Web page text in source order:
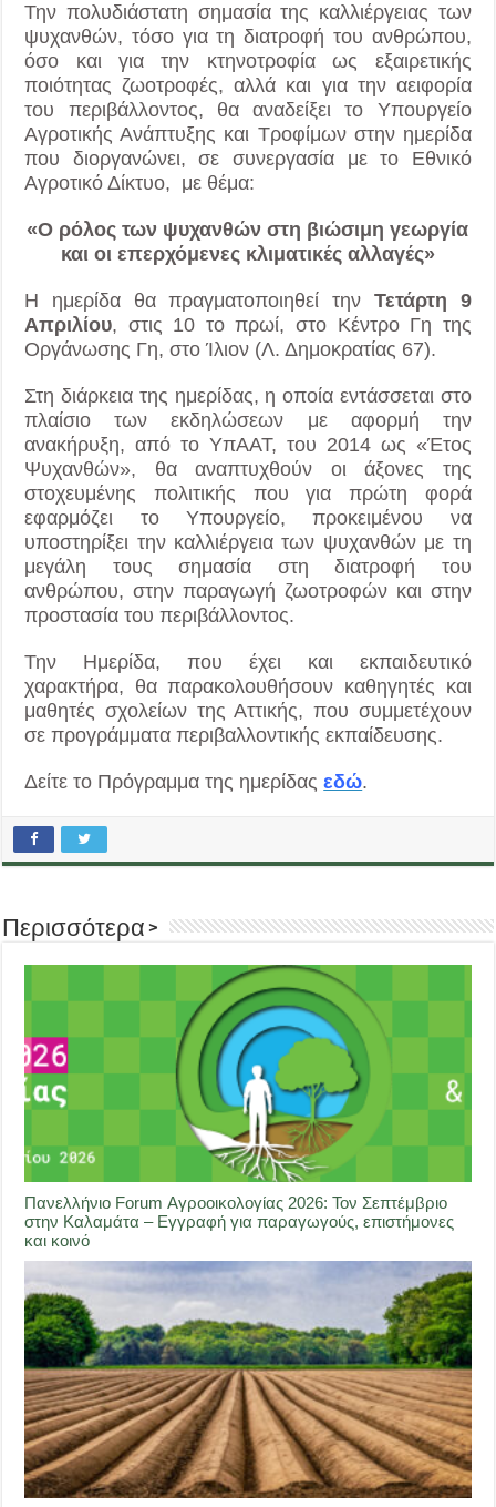
Την πολυδιάστατη σημασία της καλλιέργειας των
ψυχανθών, τόσο για τη διατροφή του ανθρώπου,
όσο και για την κτηνοτροφία ως εξαιρετικής
ποιότητας ζωοτροφές, αλλά και για την αειφορία
του περιβάλλοντος, θα αναδείξει το Υπουργείο
Αγροτικής Ανάπτυξης και Τροφίμων στην ημερίδα
που διοργανώνει, σε συνεργασία με το Εθνικό
Αγροτικό Δίκτυο, με θέμα:
«Ο ρόλος των ψυχανθών στη βιώσιμη γεωργία
και οι επερχόμενες κλιματικές αλλαγές»
Η ημερίδα θα πραγματοποιηθεί την Τετάρτη 9
Απριλίου, στις 10 το πρωί, στο Κέντρο Γη της
Οργάνωσης Γη, στο Ίλιον (Λ. Δημοκρατίας 67).
Στη διάρκεια της ημερίδας, η οποία εντάσσεται στο
πλαίσιο των εκδηλώσεων με αφορμή την
ανακήρυξη, από το ΥπΑΑΤ, του 2014 ως «Έτος
Ψυχανθών», θα αναπτυχθούν οι άξονες της
στοχευμένης πολιτικής που για πρώτη φορά
εφαρμόζει το Υπουργείο, προκειμένου να
υποστηρίξει την καλλιέργεια των ψυχανθών με τη
μεγάλη τους σημασία στη διατροφή του
ανθρώπου, στην παραγωγή ζωοτροφών και στην
προστασία του περιβάλλοντος.
Την Ημερίδα, που έχει και εκπαιδευτικό
χαρακτήρα, θα παρακολουθήσουν καθηγητές και
μαθητές σχολείων της Αττικής, που συμμετέχουν
σε προγράμματα περιβαλλοντικής εκπαίδευσης.
Δείτε το Πρόγραμμα της ημερίδαςεδώ.
Περισσότερα >
Πανελλήνιο Forum Αγροοικολογίας 2026: Τον Σεπτέμβριο
στην Καλαμάτα – Εγγραφή για παραγωγούς, επιστήμονες
και κοινό